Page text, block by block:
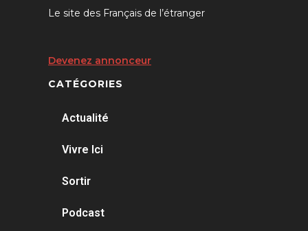
Le site des Français de l’étranger
Devenez annonceur
CATÉGORIES
Actualité
Vivre Ici
Sortir
Podcast